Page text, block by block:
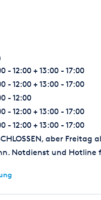
- 12:00 + 13:00 - 17:00
- 12:00 + 13:00 - 17:00
- 12:00
- 12:00 + 13:00 - 17:00
- 12:00 + 13:00 - 17:00
aber Freitag
Notdienst und Hotline